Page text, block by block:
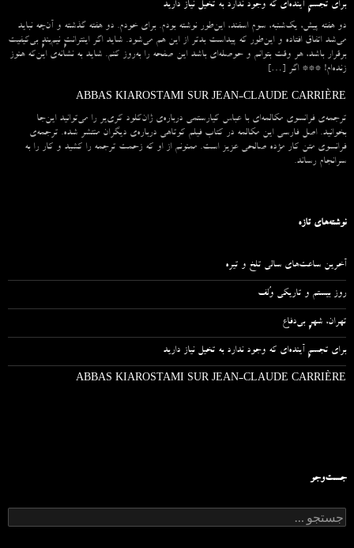
برای تجسمِ آینده‌ای که وجود ندارد به تخیل نیاز دارید
دو هفته پیش، یک‌شنبه، سوم اسفند، این‌طور نوشته بودم. برای خودم. دو هفته گذشته و آن‌چه نباید
می‌شد اتفاق افتاده و این‌طور که پیداست بدتر از این هم می‌شود. شاید اگر اینترانتِ نیم‌بندِ بی‌کیفیت
برقرار باشد، هر وقت بتوانم و حوصله‌ای باشد این صفحه را به‌روز کنم. شاید به نشانه‌ی این‌که هنوز
زنده‌ام! *** اگر […]
ABBAS KIAROSTAMI SUR JEAN-CLAUDE CARRIÈRE
ترجمه‌ی فرانسوی مکالمه‌ای با عباس کیارستمی درباره‌ی ژان‌کلود کری‌یر را می‌توانید این‌جا
بخوانید. اصل فارسی این مکالمه در کتاب فیلم کوتاهی درباره‌ی دیگران منتشر شده. ترجمه‌ی
فرانسوی متن کار مژده صالحی عزیز است. ممنونم از او که زحمت ترجمه را کشید و کار را به
سرانجام رساند.
نوشته‌های تازه
آخرین ساعت‌های سالی تلخ و تیره
روز بیستم و تاریکی وُلف
تهران، شهرِ بی‌دفاع
برای تجسمِ آینده‌ای که وجود ندارد به تخیل نیاز دارید
ABBAS KIAROSTAMI SUR JEAN-CLAUDE CARRIÈRE
جست‌وجو
ج
س